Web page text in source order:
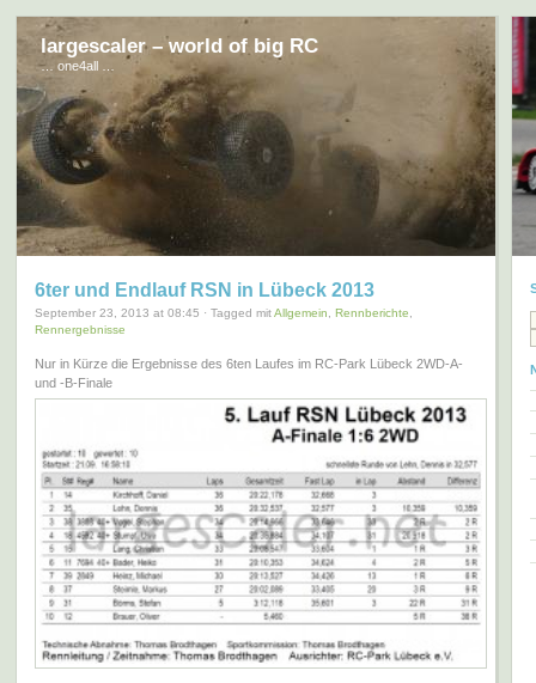
largescaler – world of big RC
… one4all …
6ter und Endlauf RSN in Lübeck 2013
September 23, 2013 at 08:45 · Tagged mitAllgemein Rennberichte
Rennergebnisse
Nur in Kürze die Ergebnisse des 6ten Laufes im RC-Park Lübeck 2WD-A-
und -B-Finale